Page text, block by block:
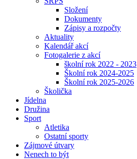
Složení
Dokumenty
Zápisy a rozpočty
Aktuality
Kalendář akcí
Fotogalerie z akcí
školní rok 2022 - 2023
Školní rok 2024-2025
Školní rok 2025-2026
Školička
Jídelna
Družina
Sport
Atletika
Ostatní sporty
Zájmové útvary
Nenech to být